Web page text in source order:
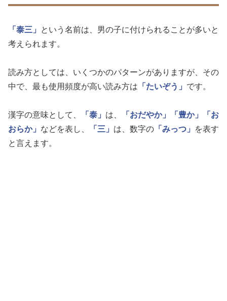
「泰三」
という名前は、男の子に付けられることが多いと
考えられます。
読み方としては、いくつかのパターンがありますが、その
中で、最も使用頻度が高い読み方は 「たいぞう」 です。
漢字の意味として、 「泰」 は、 「おだやか」 「豊か」
「お
おらか」 などを表し、 「三」 は、数字の 「みっつ」
を表す
と言えます。